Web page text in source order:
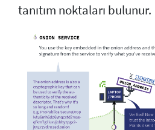
tanıtım noktaları bulunur.